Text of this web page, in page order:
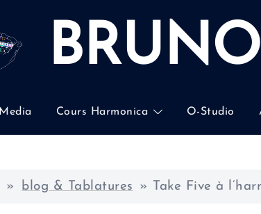
Media Cours Harmonica O-Studio
» blog & Tablatures » Take Five à